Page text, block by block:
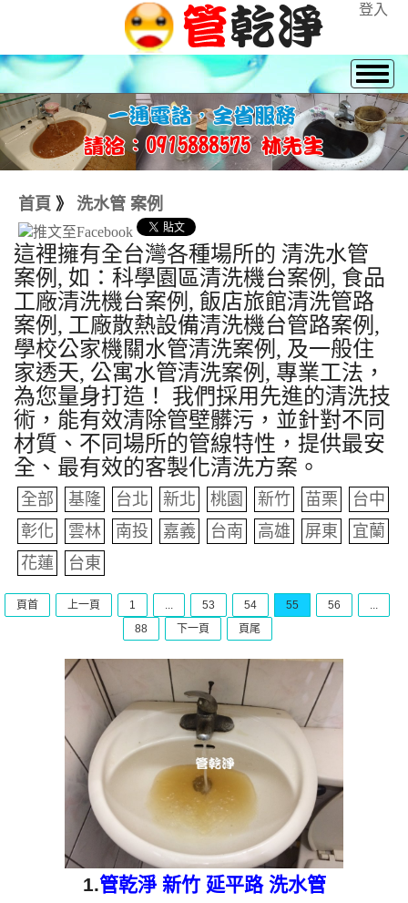
登入
首頁 》 洗水管 案例
這裡擁有全台灣各種場所的 清洗水管
案例, 如：科學園區清洗機台案例, 食品
工廠清洗機台案例, 飯店旅館清洗管路
案例, 工廠散熱設備清洗機台管路案例,
學校公家機關水管清洗案例, 及一般住
家透天, 公寓水管清洗案例, 專業工法，
為您量身打造！ 我們採用先進的清洗技
術，能有效清除管壁髒污，並針對不同
材質、不同場所的管線特性，提供最安
全、最有效的客製化清洗方案。
全部 基隆 台北 新北 桃園 新竹 苗栗
台中
彰化
雲林 南投 嘉義 台南 高雄 屏東
宜蘭
花蓮
台東
頁首 上一頁 1 ... 53 54 55 56
...
88
下一頁 頁尾
1.管乾淨 新竹 延平路 洗水管